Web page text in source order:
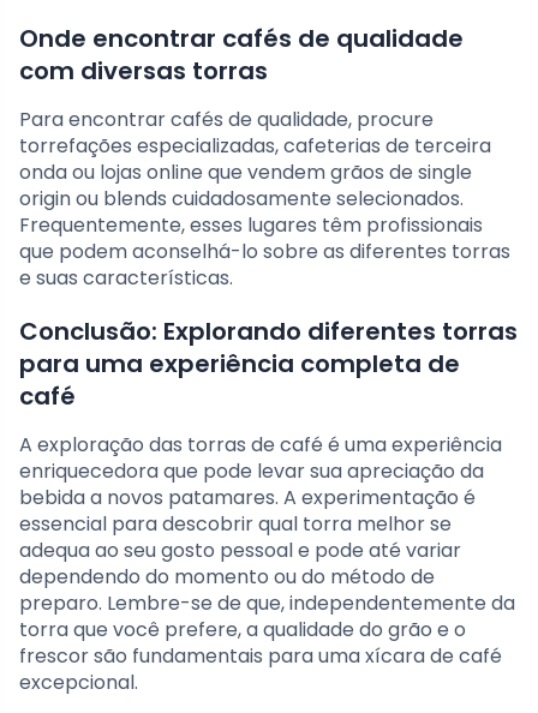
Onde encontrar cafés de qualidade
com diversas torras
Para encontrar cafés de qualidade, procure
torrefações especializadas, cafeterias de terceira
onda ou lojas online que vendem grãos de single
origin ou blends cuidadosamente selecionados.
Frequentemente, esses lugares têm profissionais
que podem aconselhá-lo sobre as diferentes torras
e suas características.
Conclusão: Explorando diferentes torras
para uma experiência completa de
café
A exploração das torras de café é uma experiência
enriquecedora que pode levar sua apreciação da
bebida a novos patamares. A experimentação é
essencial para descobrir qual torra melhor se
adequa ao seu gosto pessoal e pode até variar
dependendo do momento ou do método de
preparo. Lembre-se de que, independentemente da
torra que você prefere, a qualidade do grão e o
frescor são fundamentais para uma xícara de café
excepcional.